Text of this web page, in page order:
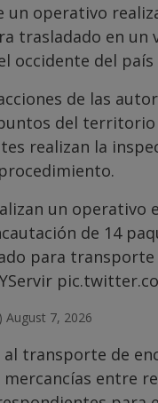
operativo
trasladado en
occidente del
de las
del territorio
realizan la
un operativo
de 14
para transporte
August 7, 2026
al transporte de
entre